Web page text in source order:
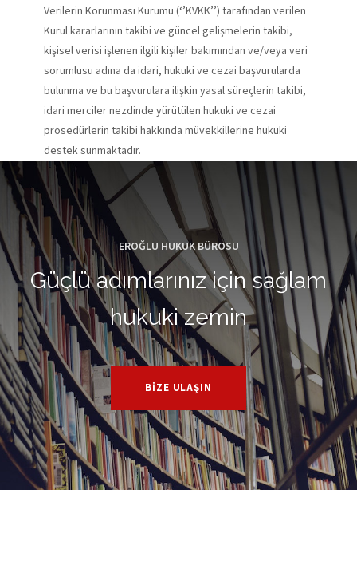
Verilerin Korunması Kurumu (‘’KVKK’’) tarafından verilen
Kurul kararlarının takibi ve güncel gelişmelerin takibi,
kişisel verisi işlenen ilgili kişiler bakımından ve/veya veri
sorumlusu adına da idari, hukuki ve cezai başvurularda
bulunma ve bu başvurulara ilişkin yasal süreçlerin takibi,
idari merciler nezdinde yürütülen hukuki ve cezai
prosedürlerin takibi hakkında müvekkillerine hukuki
destek sunmaktadır.
EROĞLU HUKUK BÜROSU
Güçlü adımlarınız için sağlam
hukuki zemin
BIZE ULAŞIN